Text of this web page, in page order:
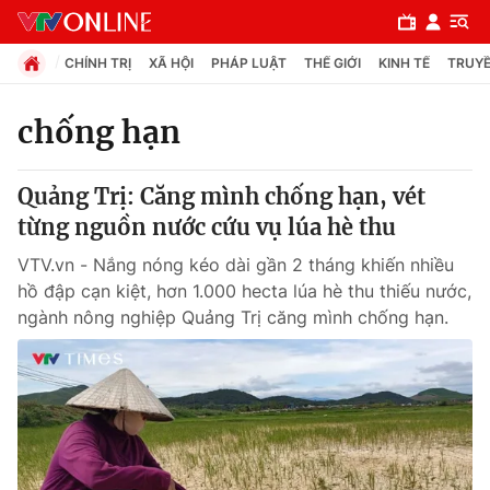
Chuyên mục
Chính trị
Xã hội
Pháp luật
Y tế
Thế giới
CHÍNH TRỊ XÃ HỘI PHÁP LUẬT THẾ GIỚI KINH TẾ
chống hạn
Quảng Trị: Căng mình chống hạn, vét
từng nguồn nước cứu vụ lúa hè thu
VTV.vn - Nắng nóng kéo dài gần 2 tháng khiến nhiều
hồ đập cạn kiệt, hơn 1.000 hecta lúa hè thu thiếu nước,
ngành nông nghiệp Quảng Trị căng mình chống hạn.